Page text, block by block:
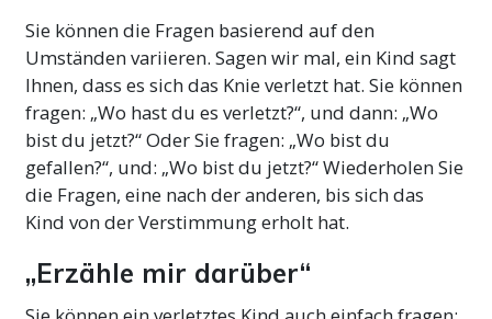
Sie können die Fragen basierend auf den
Umständen variieren. Sagen wir mal, ein Kind sagt
Ihnen, dass es sich das Knie verletzt hat. Sie können
fragen: „Wo hast du es verletzt?“, und dann: „Wo
bist du jetzt?“ Oder Sie fragen: „Wo bist du
gefallen?“, und: „Wo bist du jetzt?“ Wiederholen Sie
die Fragen, eine nach der anderen, bis sich das
Kind von der Verstimmung erholt hat.
„Erzähle mir darüber“